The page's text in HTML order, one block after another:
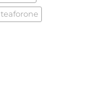
teaforone